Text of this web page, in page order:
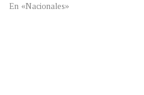
En «Nacionales»